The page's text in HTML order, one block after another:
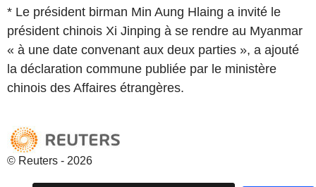
* Le président birman Min Aung Hlaing a invité le
président chinois Xi Jinping à se rendre au Myanmar
« à une date convenant aux deux parties », a ajouté
la déclaration commune publiée par le ministère
chinois des Affaires étrangères.
© Reuters - 2026